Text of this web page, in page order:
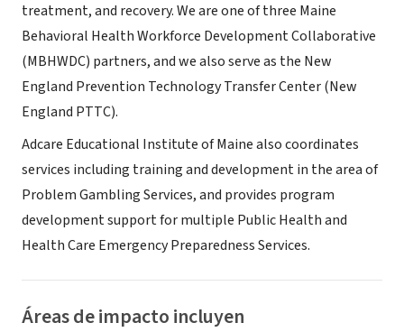
treatment, and recovery. We are one of three Maine
Behavioral Health Workforce Development Collaborative
(MBHWDC) partners, and we also serve as the New
England Prevention Technology Transfer Center (New
England PTTC).
Adcare Educational Institute of Maine also coordinates
services including training and development in the area of
Problem Gambling Services, and provides program
development support for multiple Public Health and
Health Care Emergency Preparedness Services.
Áreas de impacto incluyen